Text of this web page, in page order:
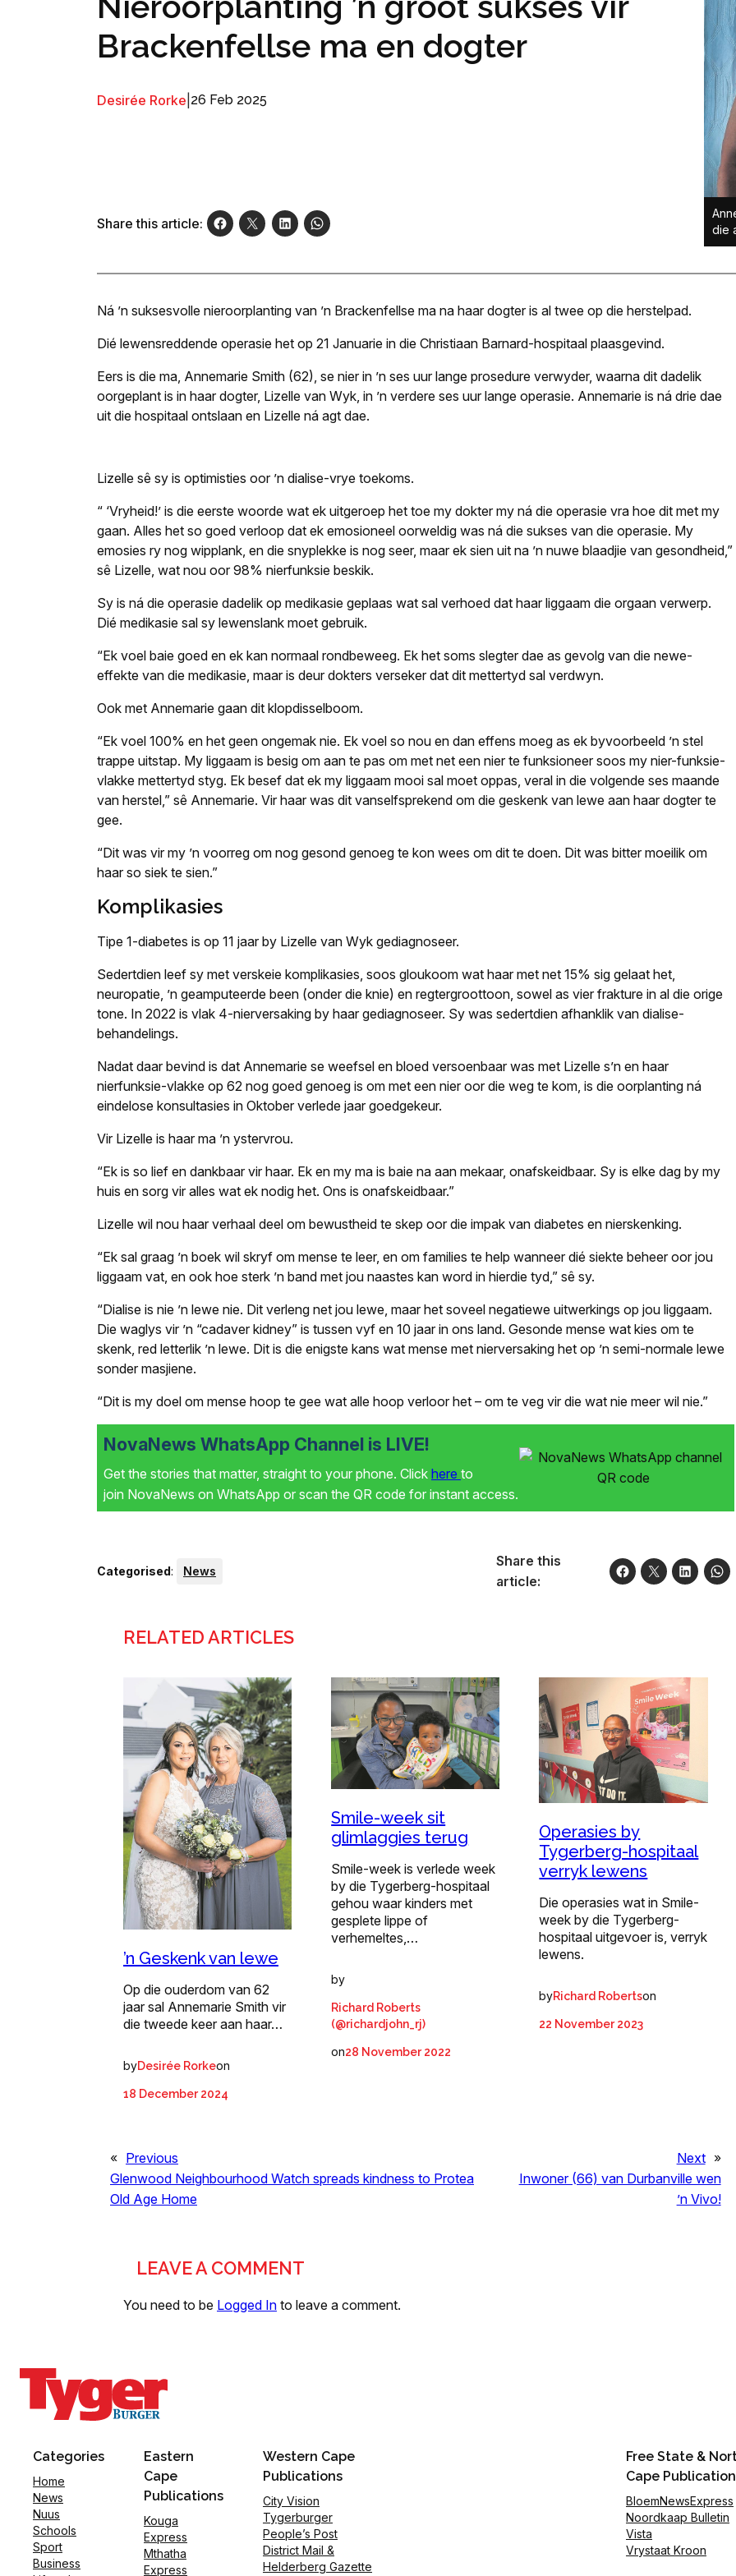
Brackenfellse ma en dogter
Desirée Rorke 26 Feb 2025
Share this article:
die
Ná ’n suksesvolle nieroorplanting van ’n Brackenfellse ma na haar dogter is al twee op die herstelpad.
Dié lewensreddende operasie het op 21 Januarie in die Christiaan Barnard-hospitaal plaasgevind.
Eers is die ma, Annemarie Smith (62), se nier in ’n ses uur lange prosedure verwyder, waarna dit dadelik
oorgeplant is in haar dogter, Lizelle van Wyk, in ’n verdere ses uur lange operasie. Annemarie is ná drie dae
uit die hospitaal ontslaan en Lizelle ná agt dae.
Lizelle sê sy is optimisties oor ’n dialise-vrye toekoms.
“ ‘Vryheid!’ is die eerste woorde wat ek uitgeroep het toe my dokter my ná die operasie vra hoe dit met my
gaan. Alles het so goed verloop dat ek emosioneel oorweldig was ná die sukses van die operasie. My
emosies ry nog wipplank, en die snyplekke is nog seer, maar ek sien uit na ’n nuwe blaadjie van gesondheid,”
sê Lizelle, wat nou oor 98% nierfunksie beskik.
Sy is ná die operasie dadelik op medikasie geplaas wat sal verhoed dat haar liggaam die orgaan verwerp.
Dié medikasie sal sy lewenslank moet gebruik.
“Ek voel baie goed en ek kan normaal rondbeweeg. Ek het soms slegter dae as gevolg van die newe-
effekte van die medikasie, maar is deur dokters verseker dat dit mettertyd sal verdwyn.
Ook met Annemarie gaan dit klopdisselboom.
“Ek voel 100% en het geen ongemak nie. Ek voel so nou en dan effens moeg as ek byvoorbeeld ’n stel
trappe uitstap. My liggaam is besig om aan te pas om met net een nier te funksioneer soos my nier-funksie-
vlakke mettertyd styg. Ek besef dat ek my liggaam mooi sal moet oppas, veral in die volgende ses maande
van herstel,” sê Annemarie. Vir haar was dit vanselfsprekend om die geskenk van lewe aan haar dogter te
gee.
“Dit was vir my ’n voorreg om nog gesond genoeg te kon wees om dit te doen. Dit was bitter moeilik om
haar so siek te sien.”
Komplikasies
Tipe 1-diabetes is op 11 jaar by Lizelle van Wyk gediagnoseer.
Sedertdien leef sy met verskeie komplikasies, soos gloukoom wat haar met net 15% sig gelaat het,
neuropatie, ’n geamputeerde been (onder die knie) en regtergroottoon, sowel as vier frakture in al die orige
tone. In 2022 is vlak 4-nierversaking by haar gediagnoseer. Sy was sedertdien afhanklik van dialise-
behandelings.
Nadat daar bevind is dat Annemarie se weefsel en bloed versoenbaar was met Lizelle s’n en haar
nierfunksie-vlakke op 62 nog goed genoeg is om met een nier oor die weg te kom, is die oorplanting ná
eindelose konsultasies in Oktober verlede jaar goedgekeur.
Vir Lizelle is haar ma ’n ystervrou.
“Ek is so lief en dankbaar vir haar. Ek en my ma is baie na aan mekaar, onafskeidbaar. Sy is elke dag by my
huis en sorg vir alles wat ek nodig het. Ons is onafskeidbaar.”
Lizelle wil nou haar verhaal deel om bewustheid te skep oor die impak van diabetes en nierskenking.
“Ek sal graag ’n boek wil skryf om mense te leer, en om families te help wanneer dié siekte beheer oor jou
liggaam vat, en ook hoe sterk ’n band met jou naastes kan word in hierdie tyd,” sê sy.
“Dialise is nie ’n lewe nie. Dit verleng net jou lewe, maar het soveel negatiewe uitwerkings op jou liggaam.
Die waglys vir ’n “cadaver kidney” is tussen vyf en 10 jaar in ons land. Gesonde mense wat kies om te
skenk, red letterlik ’n lewe. Dit is die enigste kans wat mense met nierversaking het op ’n semi-normale lewe
sonder masjiene.
“Dit is my doel om mense hoop te gee wat alle hoop verloor het – om te veg vir die wat nie meer wil nie.”
NovaNews WhatsApp Channel is LIVE!
Get the stories that matter, straight to your phone. Click here to
join NovaNews on WhatsApp or scan the QR code for instant access.
Categorised: News
Share this
article:
RELATED ARTICLES
’n Geskenk van lewe
Op die ouderdom van 62
jaar sal Annemarie Smith vir
die tweede keer aan haar…
byDesirée Rorkeon
18 December 2024
Smile-week sit
glimlaggies terug
Smile-week is verlede week
by die Tygerberg-hospitaal
gehou waar kinders met
gesplete lippe of
verhemeltes,…
by
Richard Roberts
(@richardjohn_rj)
on28 November 2022
Operasies by
Tygerberg-hospitaal
verryk lewens
Die operasies wat in Smile-
week by die Tygerberg-
hospitaal uitgevoer is, verryk
lewens.
byRichard Robertson
22 November 2023
« Previous
Glenwood Neighbourhood Watch spreads kindness to Protea
Old Age Home
Next »
Inwoner (66) van Durbanville wen
’n Vivo!
LEAVE A COMMENT
You need to be Logged In to leave a comment.
Categories
Home
News
Nuus
Schools
Sport
Business
Eastern
Cape
Publications
Kouga
Express
Mthatha
Express
Western Cape
Publications
City Vision
Tygerburger
People’s Post
District Mail &
Helderberg Gazette
Free State &
Cape
BloemNewsExpress
Noordkaap Bulletin
Vista
Vrystaat Kroon